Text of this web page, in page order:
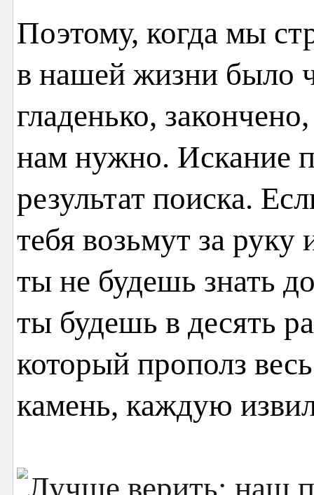
Поэтому, когда мы
в нашей жизни было
гладенько,
нам нужно. Искание
результат поиска.
тебя возьмут за руку
ты не будешь знать
ты будешь в десять
который прополз
камень, каждую